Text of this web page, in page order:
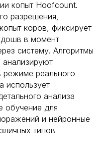
копыт Hoofcount.
разрешения,
коров, фиксирует
в момент
систему. Алгоритмы
анализируют
реального
использует
анализа
обучение для
и нейронные
типов